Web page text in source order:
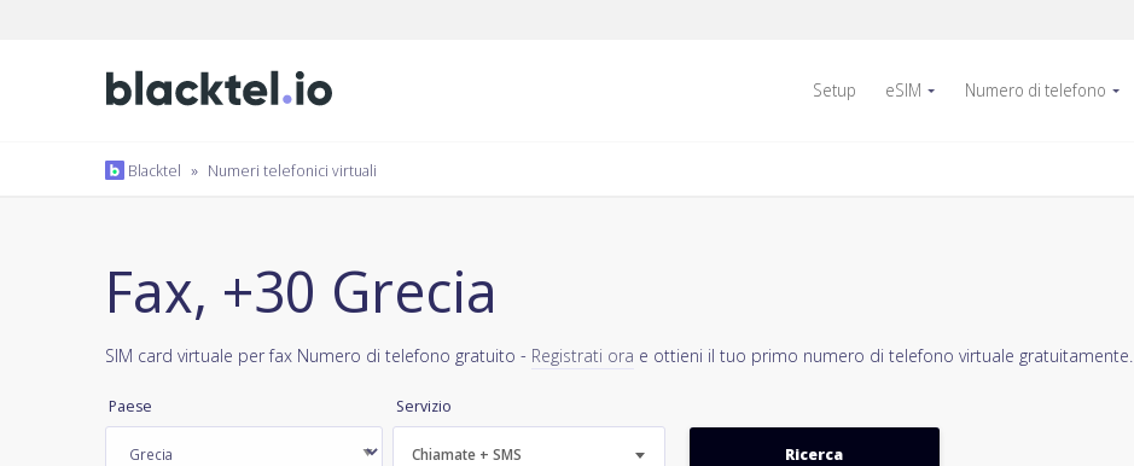
Setup eSIM Numero di telefono
Blacktel » Numeri telefonici virtuali
Fax, +30 Grecia
SIM card virtuale per fax Numero di telefono gratuito - Registrati ora e ottieni il tuo primo numero di telefono virtuale gratuitamente.
Paese Servizio
Chiamate + SMS